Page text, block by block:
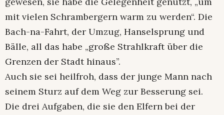
mit vielen Schrambergern warm zu werden“. Die
Bach-na-Fahrt, der Umzug, Hanselsprung und
Bälle, all das habe „große Strahlkraft über die
Grenzen der Stadt hinaus”.
Auch sie sei heilfroh, dass der junge Mann nach
seinem Sturz auf dem Weg zur Besserung sei.
Die drei Aufgaben, die sie den Elfern bei der